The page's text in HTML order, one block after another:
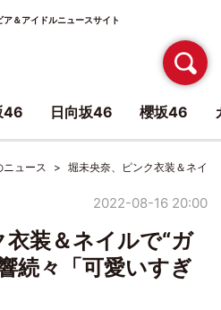
＆アイドルニュースサイト
ニュース 堀未央奈、ピンク衣装＆ネイ
2022-08-16 20:00
装＆ネイルで“ガ
続々「可愛いすぎ
46 日向坂46 櫻坂46